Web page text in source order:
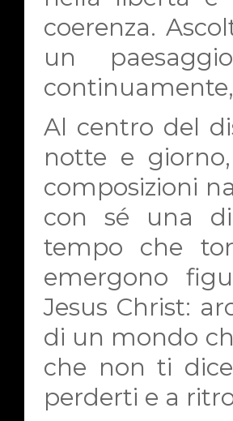
coerenza.
un
Al centro del
notte e
composizioni
con sé una
tempo che
emergono
Jesus Christ:
di un mondo
che non ti
perderti e a